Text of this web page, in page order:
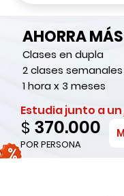
Clases en dupla
2 clases
1 hora x 3 meses
AHORRA
Estudia junto a un
$ 370.000
POR PERSONA